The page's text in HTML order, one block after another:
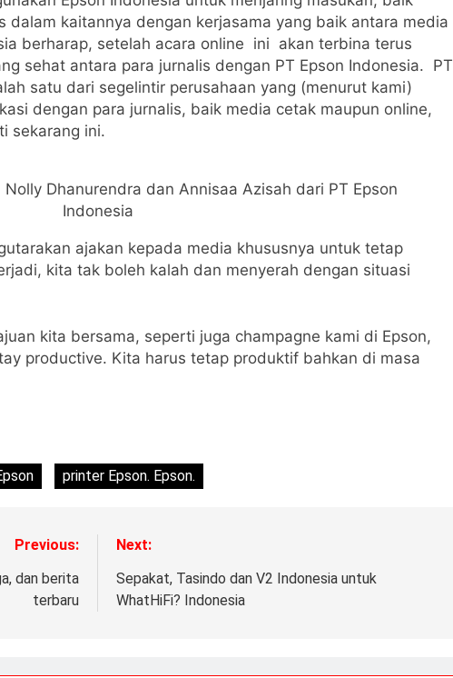
dalam kaitannya dengan kerjasama yang baik antara media
berharap, setelah acara online ini akan terbina terus
sehat antara para jurnalis dengan PT Epson Indonesia. PT
satu dari segelintir perusahaan yang (menurut kami)
dengan para jurnalis, baik media cetak maupun online,
sekarang ini.
Dhanurendra dan Annisaa Azisah dari PT Epson
Indonesia
ajakan kepada media khususnya untuk tetap
kita tak boleh kalah dan menyerah dengan situasi
kita bersama, seperti juga champagne kami di Epson,
productive. Kita harus tetap produktif bahkan di masa
printer Epson. Epson.
Previous:
dan berita
terbaru
Next:
Sepakat, Tasindo dan V2 Indonesia untuk
WhatHiFi? Indonesia